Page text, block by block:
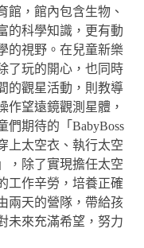
館，館內包含生物、
的科學知識，更有動
的視野。在兒童新樂
了玩的開心，也同時
的觀星活動，則教導
作望遠鏡觀測星體，
們期待的「BabyBoss
上太空衣、執行太空
，除了實現擔任太空
工作辛勞，培養正確
兩天的營隊，帶給孩
未來充滿希望，努力